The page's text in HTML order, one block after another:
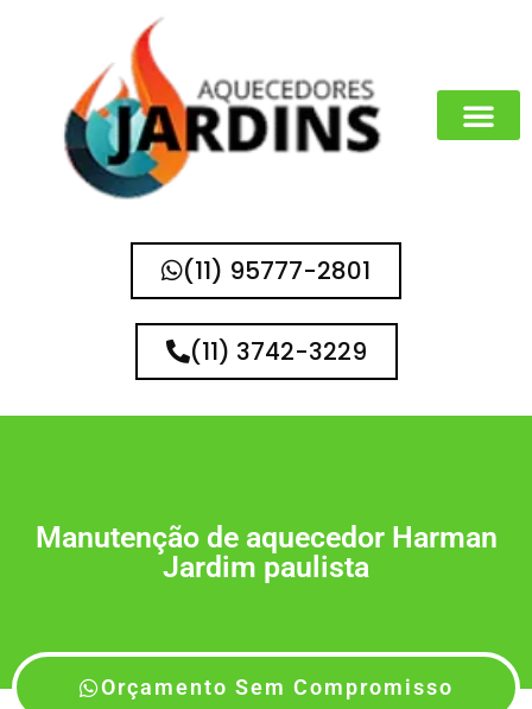
(11) 95777-2801
(11) 3742-3229
Manutenção de aquecedor Harman
Jardim paulista
Orçamento Sem Compromisso